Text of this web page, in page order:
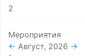
2
Мероприятия
← Август, 2026 →